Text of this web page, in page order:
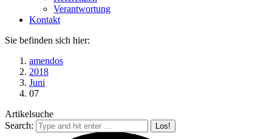
Verantwortung
Kontakt
Sie befinden sich hier:
amendos
2018
Juni
07
Artikelsuche
Search: